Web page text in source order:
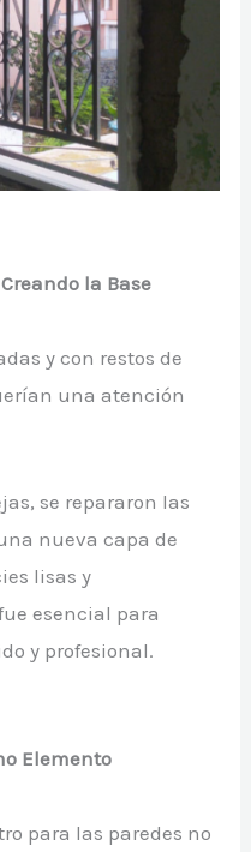
la Base
y con restos de
una atención
se repararon las
nueva capa de
lisas y
esencial para
y profesional.
Elemento
para las paredes no